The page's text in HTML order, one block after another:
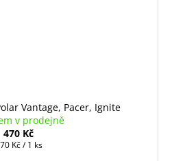
Vantage, Pacer, Ignite
v prodejně
470 Kč
Kč / 1 ks